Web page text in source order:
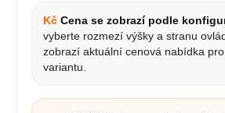
Kč Cena se zobrazí podle
vyberte rozmezí výšky a stranu
zobrazí aktuální cenová nabídka
variantu.